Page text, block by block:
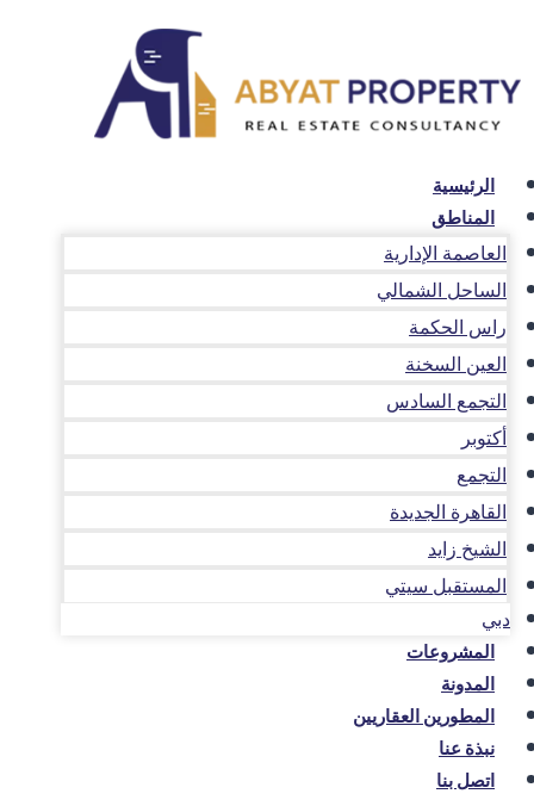
المحتوى
الرئيسية
المناطق
العاصمة الإدارية
الساحل الشمالي
راس الحكمة
العين السخنة
التجمع السادس
أكتوبر
التجمع
القاهرة الجديدة
الشيخ زايد
المستقبل سيتي
دبي
المشروعات
المدونة
المطورين العقاريين
نبذة عنا
اتصل بنا